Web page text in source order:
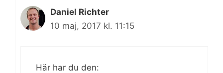
Daniel Richter
10 maj, 2017 kl. 11:15
Här har du den: